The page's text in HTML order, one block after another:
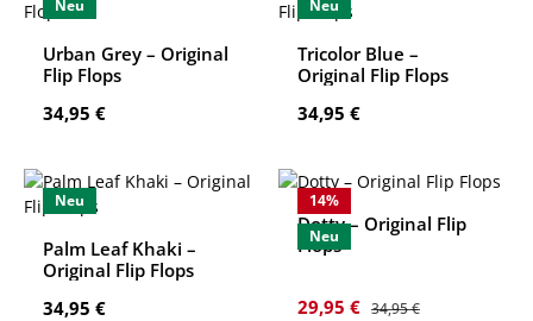
Neu
Urban Grey – Original
Flip Flops
Regulärer Preis:
34,95 €
Neu
Tricolor Blue –
Original Flip Flops
Regulärer Preis:
34,95 €
Neu
Palm Leaf Khaki –
Original Flip Flops
Regulärer Preis:
34,95 €
14%
Neu
Dotty – Original Flip
Flops
Verkaufspreis:
29,95 € Regulärer Preis:
34,95 €